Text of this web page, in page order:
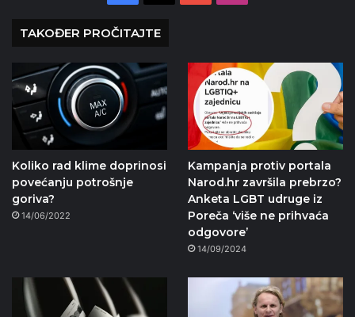
TAKOĐER PROČITAJTE
Koliko rad klime doprinosi
povećanju potrošnje
goriva?
14/06/2022
Kampanja protiv portala
Narod.hr završila prebrzo?
Anketa LGBT udruge iz
Poreča ‘više ne prihvaća
odgovore’
14/09/2024